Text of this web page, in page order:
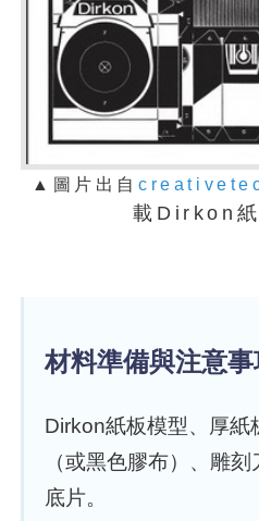
▲ 圖片出 自
載Dirkon紙
材料準備與注意事
Dirkon紙板模型、厚紙
（或黑色膠布）、雕刻
底片。